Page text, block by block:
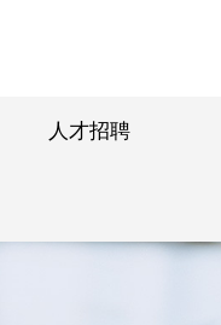
人才招聘